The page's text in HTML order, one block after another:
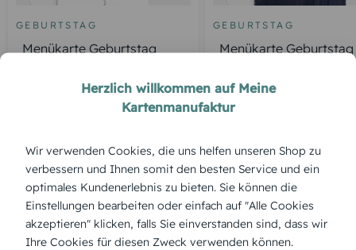
GEBURTSTAG
Menükarte Geburtstag
GEBURTSTAG
Menükarte Geburtstag
Produktbeschreibung
„Briefe von Zweige“ erzählt mit jedem Detail eine kleine
Geschichte. Die verspielte Typografie und botanischen
Akzente machen diese Menükarte zur stilvollen Wahl für
Feiern mit persönlichem Touch.
Herzlich willkommen auf Meine
Kartenmanufaktur
Wir verwenden Cookies, die uns helfen unseren Shop zu
verbessern und Ihnen somit den besten Service und ein
optimales Kundenerlebnis zu bieten. Sie können die
Einstellungen bearbeiten oder einfach auf "Alle Cookies
akzeptieren" klicken, falls Sie einverstanden sind, dass wir
Ihre Cookies für diesen Zweck verwenden können.